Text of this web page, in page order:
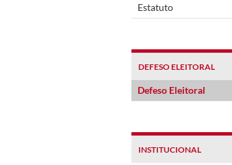
Estatuto
DEFESO ELEITORAL
Defeso Eleitoral
INSTITUCIONAL